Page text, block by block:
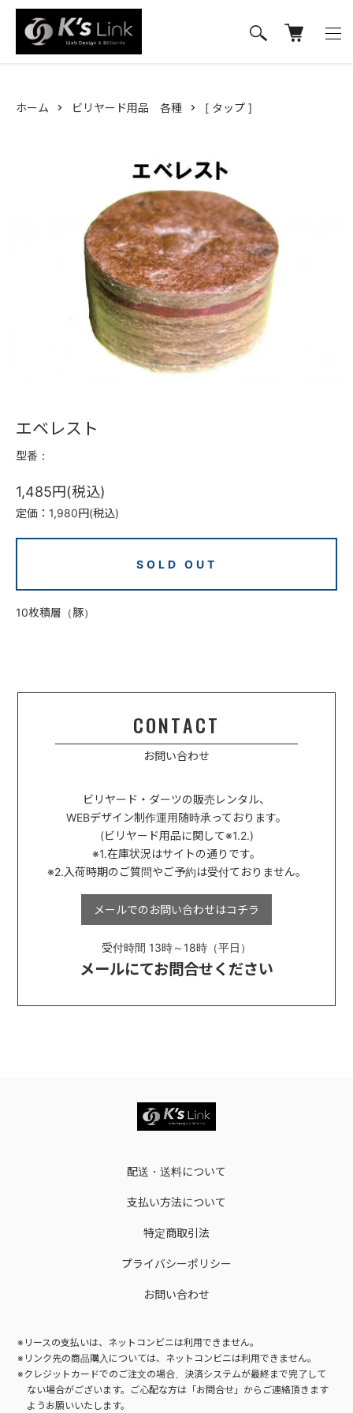
ホーム ビリヤード用品 各種 [ タップ ]
エベレスト
型番：
1,485円(税込)
定価：1,980円(税込)
SOLD OUT
10枚積層（豚）
CONTACT
お問い合わせ
ビリヤード・ダーツの販売レンタル、
WEBデザイン制作運用随時承っております。
(ビリヤード用品に関して※1.2.)
※1.在庫状況はサイトの通りです。
※2.入荷時期のご質問やご予約は受付ておりません。
メールでのお問い合わせはコチラ
受付時間 13時～18時（平日）
メールにてお問合せください
配送・送料について
支払い方法について
特定商取引法
プライバシーポリシー
お問い合わせ
※リースの支払いは、ネットコンビニは利用できません。
※リンク先の商品購入については、ネットコンビニは利用できません。
※クレジットカードでのご注文の場合、決済システムが最終まで完了して
ない場合がございます。
ご心配な方は「お問合せ」からご連絡頂きます
ようお願いいたします。